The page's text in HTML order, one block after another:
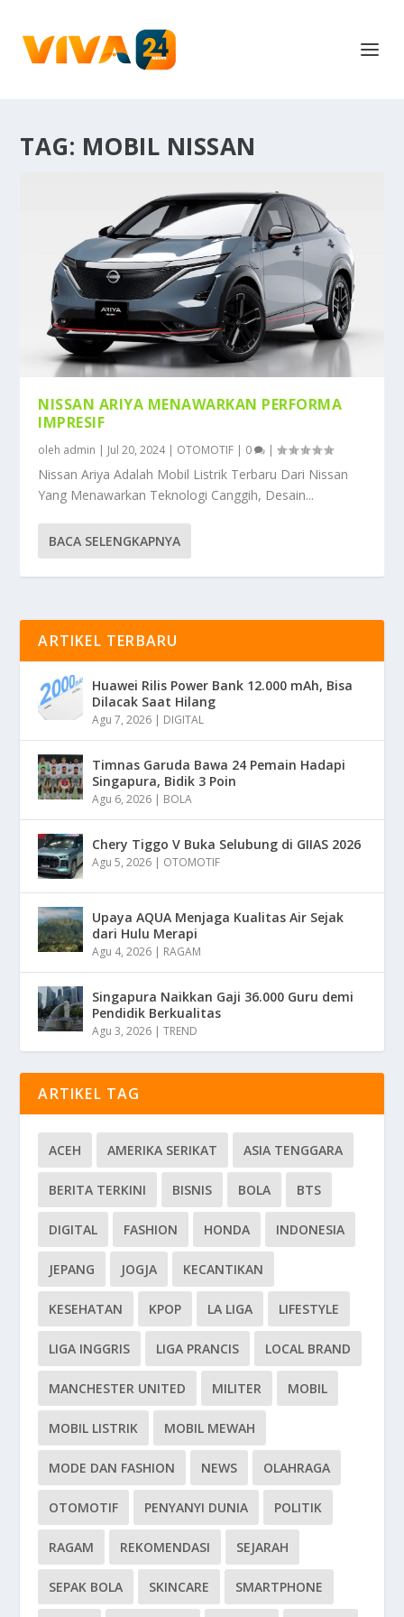
TAG: MOBIL NISSAN
NISSAN ARIYA MENAWARKAN PERFORMA
IMPRESIF
oleh admin | Jul 20, 2024| OTOMOTIF | 0 |
Nissan Ariya Adalah Mobil Listrik Terbaru Dari Nissan
Yang Menawarkan Teknologi Canggih, Desain...
BACA SELENGKAPNYA
ARTIKEL TERBARU
Huawei Rilis Power Bank 12.000 mAh, Bisa
Dilacak Saat Hilang
Agu 7, 2026 | DIGITAL
Timnas Garuda Bawa 24 Pemain Hadapi
Singapura, Bidik 3 Poin
Agu 6, 2026 | BOLA
Chery Tiggo V Buka Selubung di GIIAS 2026
Agu 5, 2026 | OTOMOTIF
Upaya AQUA Menjaga Kualitas Air Sejak
dari Hulu Merapi
Agu 4, 2026 | RAGAM
Singapura Naikkan Gaji 36.000 Guru demi
Pendidik Berkualitas
Agu 3, 2026 |TREND
ARTIKEL TAG
ACEH AMERIKA SERIKAT ASIA TENGGARA
BERITA TERKINI BISNIS BOLA BTS
DIGITAL FASHION HONDA INDONESIA
JEPANG JOGJA KECANTIKAN
KESEHATAN KPOP LA LIGA LIFESTYLE
LIGA INGGRIS LIGA PRANCIS LOCAL BRAND
MANCHESTER UNITED MILITER MOBIL
MOBIL LISTRIK MOBIL MEWAH
MODE DAN FASHION NEWS OLAHRAGA
OTOMOTIF PENYANYI DUNIA POLITIK
RAGAM REKOMENDASI SEJARAH
SEPAK BOLA SKINCARE SMARTPHONE